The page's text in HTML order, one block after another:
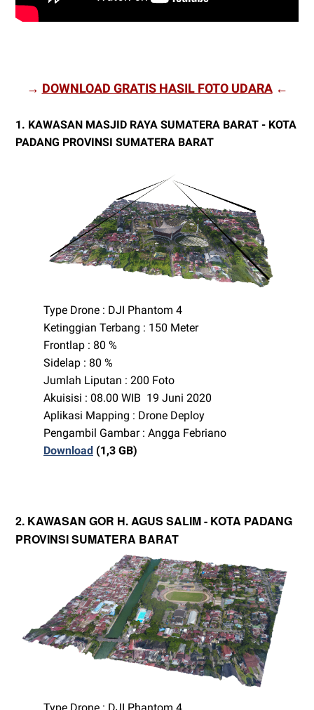
→ DOWNLOAD GRATIS HASIL FOTO UDARA←
1. KAWASAN MASJID RAYA SUMATERA BARAT - KOTA
PADANG PROVINSI SUMATERA BARAT
Type Drone : DJI Phantom 4
Ketinggian Terbang : 150 Meter
Frontlap : 80 %
Sidelap : 80 %
Jumlah Liputan : 200 Foto
Akuisisi : 08.00 WIB 19 Juni 2020
Aplikasi Mapping : Drone Deploy
Pengambil Gambar : Angga Febriano
Download (1,3 GB)
2. KAWASAN GOR H. AGUS SALIM - KOTA PADANG
PROVINSI SUMATERA BARAT
Type Drone : DJI Phantom 4